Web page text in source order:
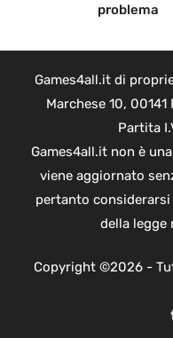
problema
Games4all.it di
Marchese 10,
Partita
Games4all.it non è
viene aggiornato
pertanto
della legge
Copyright ©2026 -